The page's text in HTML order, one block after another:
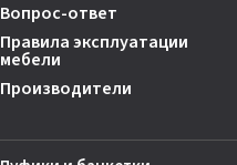
Вопрос-ответ
Правила эксплуатации
мебели
Производители